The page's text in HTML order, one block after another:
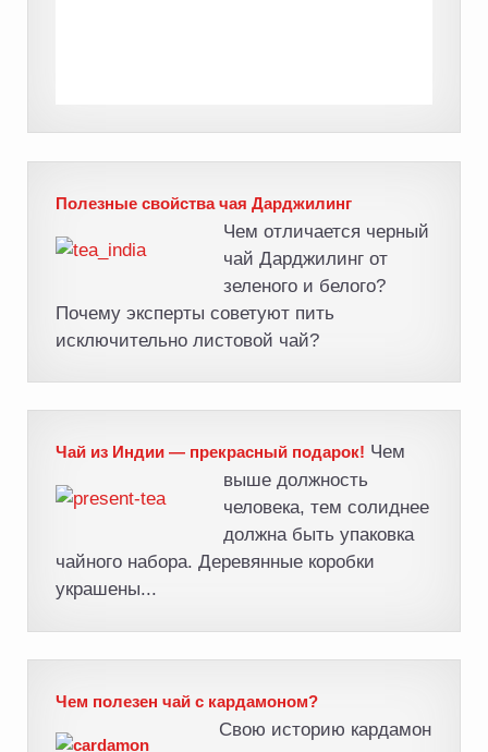
Полезные свойства чая Дарджилинг
Чем отличается черный
чай Дарджилинг от
зеленого и белого?
Почему эксперты советуют пить
исключительно листовой чай?
Чай из Индии — прекрасный подарок! Чем
выше должность
человека, тем солиднее
должна быть упаковка
чайного набора. Деревянные коробки
украшены...
Чем полезен чай с кардамоном?
Свою историю кардамон